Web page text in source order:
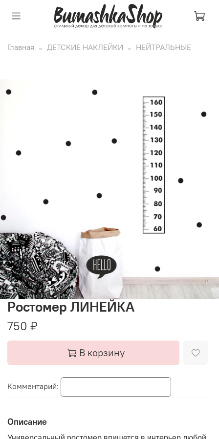
Главная ДЕТСКИЕ НАКЛЕЙКИ НЕЙТРАЛЬНЫЕ
Ростомер ЛИНЕЙКА
750 ₽
Комментарий:
В корзину
Описание